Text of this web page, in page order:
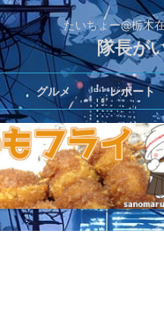
たいちょー@栃木
隊長が
グルメ レポート